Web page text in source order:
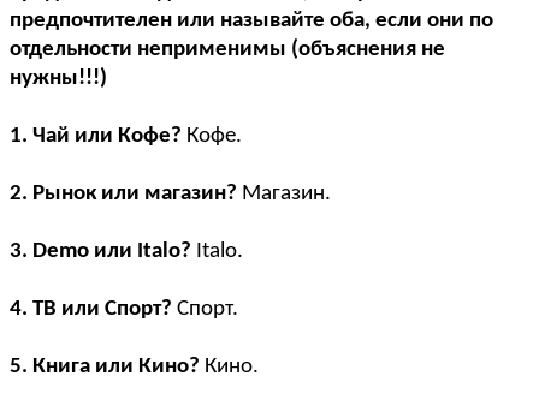
предпочтителен или называйте оба, если они по
отдельности неприменимы (объяснения не
нужны!!!)
1. Чай или Кофе? Кофе.
2. Рынок или магазин? Магазин.
3. Demo или Italo? Italo.
4. ТВ или Спорт? Спорт.
5. Книга или Кино? Кино.